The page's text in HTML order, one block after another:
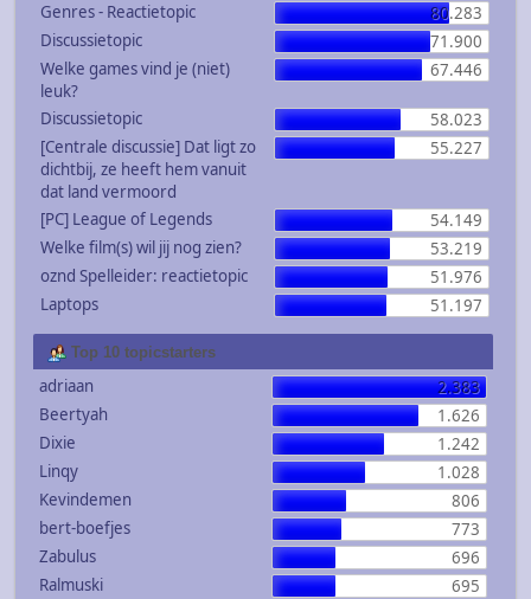
Genres - Reactietopic
80.283
Discussietopic
71.900
Welke games vind je (niet)
leuk?
67.446
Discussietopic
58.023
[Centrale discussie] Dat ligt zo
dichtbij, ze heeft hem vanuit
dat land vermoord
55.227
[PC] League of Legends
54.149
Welke film(s) wil jij nog zien?
53.219
oznd Spelleider: reactietopic
51.976
Laptops
51.197
Top 10 topicstarters
adriaan
2.383
Beertyah
1.626
Dixie
1.242
Linqy
1.028
Kevindemen
806
bert-boefjes
773
Zabulus
696
Ralmuski
695